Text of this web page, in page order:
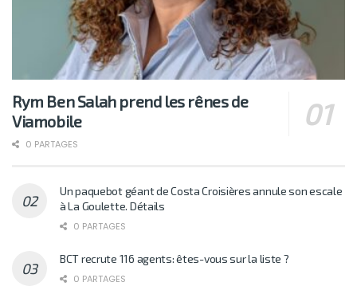
Rym Ben Salah prend les rênes de
Viamobile
0 PARTAGES
Un paquebot géant de Costa Croisières annule son escale
à La Goulette. Détails
0 PARTAGES
BCT recrute 116 agents: êtes-vous sur la liste ?
0 PARTAGES